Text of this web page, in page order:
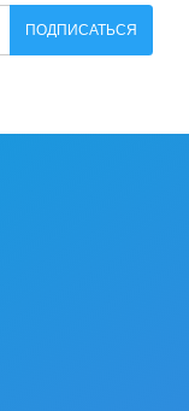
ПОДПИСАТЬСЯ